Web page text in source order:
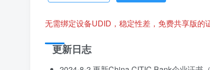
无需绑定设备UDID，稳定性差，免费共享版的
更新日志